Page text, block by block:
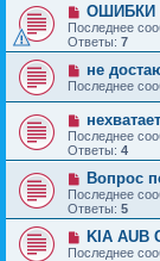
ОШИБКИ
Последнее
Ответы: 7
не
Последнее
Последнее
Ответы: 4
Вопрос
Последнее
Ответы: 5
KIA AUB
Последнее